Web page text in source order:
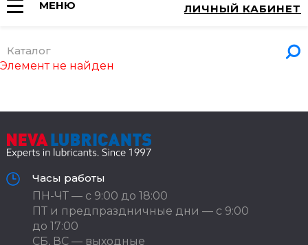
МЕНЮ ЛИЧНЫЙ КАБИНЕТ
Каталог
Элемент не найден
Часы работы
ПН-ЧТ — с 9:00 до 18:00
ПТ и предпраздничные дни — с 9:00
до 17:00
СБ, ВС — выходные